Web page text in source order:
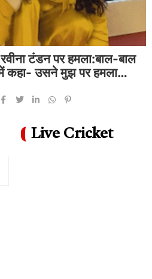
टंडन पर हमला:बाल-बाल
कहा- उसने मुझ पर हमला…
Live Cricket